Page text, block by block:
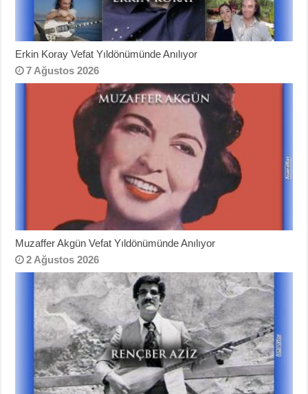
Erkin Koray Vefat Yıldönümünde Anılıyor
7 Ağustos 2026
Muzaffer Akgün Vefat Yıldönümünde Anılıyor
2 Ağustos 2026